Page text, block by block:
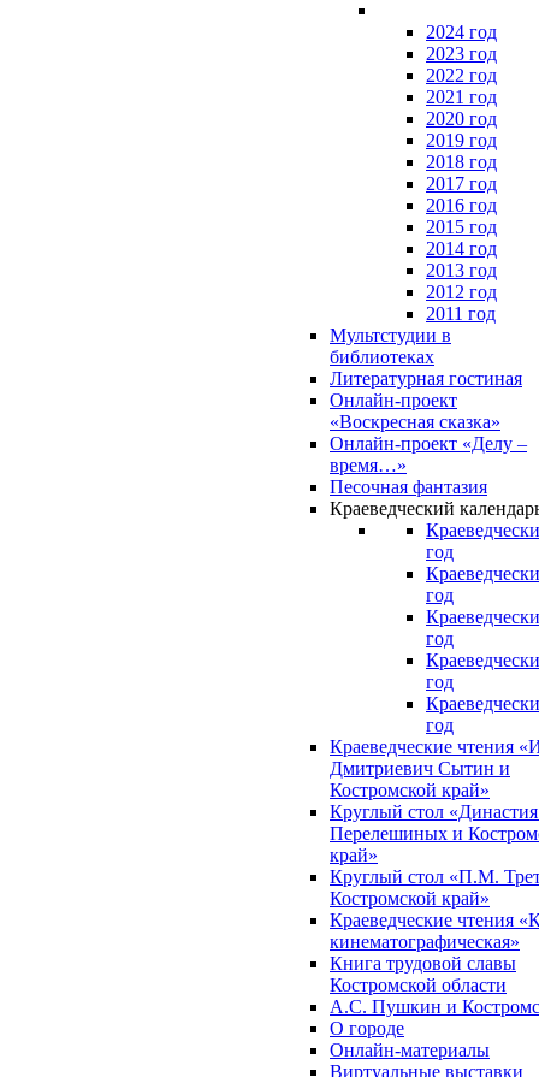
2024 год
2023 год
2022 год
2021 год
2020 год
2019 год
2018 год
2017 год
2016 год
2015 год
2014 год
2013 год
2012 год
2011 год
Мультстудии в
библиотеках
Литературная гостиная
Онлайн-проект
«Воскресная сказка»
Онлайн-проект «Делу –
время…»
Песочная фантазия
Краеведческий
год
год
год
год
год
Краеведческие чтения
Дмитриевич Сытин и
Костромской край»
Круглый стол
Перелешиных и
край»
Круглый стол «П.М.
Костромской край»
Краеведческие чтения
кинематографическая»
Книга трудовой славы
Костромской области
А.С. Пушкин и
О городе
Онлайн-материалы
Виртуальные выставки